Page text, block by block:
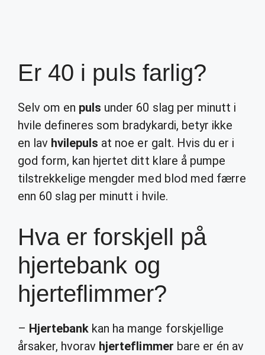
Er 40 i puls farlig?
Selv om en puls under 60 slag per minutt i
hvile defineres som bradykardi, betyr ikke
en lav hvilepuls at noe er galt. Hvis du er i
god form, kan hjertet ditt klare å pumpe
tilstrekkelige mengder med blod med færre
enn 60 slag per minutt i hvile.
Hva er forskjell på
hjertebank og
hjerteflimmer?
– Hjertebank kan ha mange forskjellige
årsaker, hvorav hjerteflimmer bare er én av